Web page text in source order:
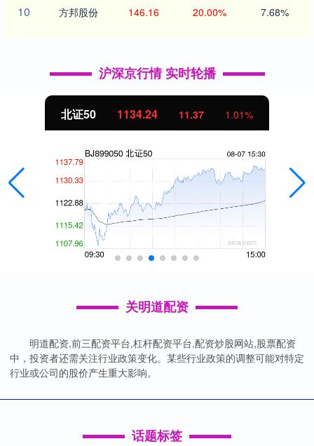
10 方邦股份 146.16 20.00% 7.68%
沪深京行情 实时轮播
北证50 1134.24 11.37 1.01%
关明道配资
明道配资,前三配资平台,杠杆配资平台,配资炒股网站,股票配资
中，投资者还需关注行业政策变化。某些行业政策的调整可能对特定
行业或公司的股价产生重大影响。
话题标签